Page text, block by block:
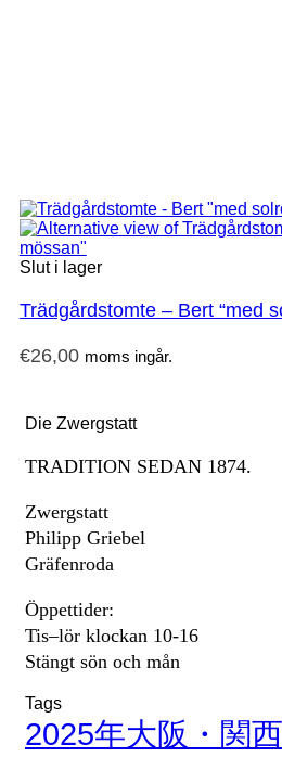
Slut i lager
Trädgårdstomte – Bert “med
€26,00 moms ingår.
Die Zwergstatt
TRADITION SEDAN 1874.
Zwergstatt
Philipp Griebel
Gräfenroda
Öppettider:
Tis–lör klockan 10-16
Stängt sön och mån
Tags
2025年大阪・関